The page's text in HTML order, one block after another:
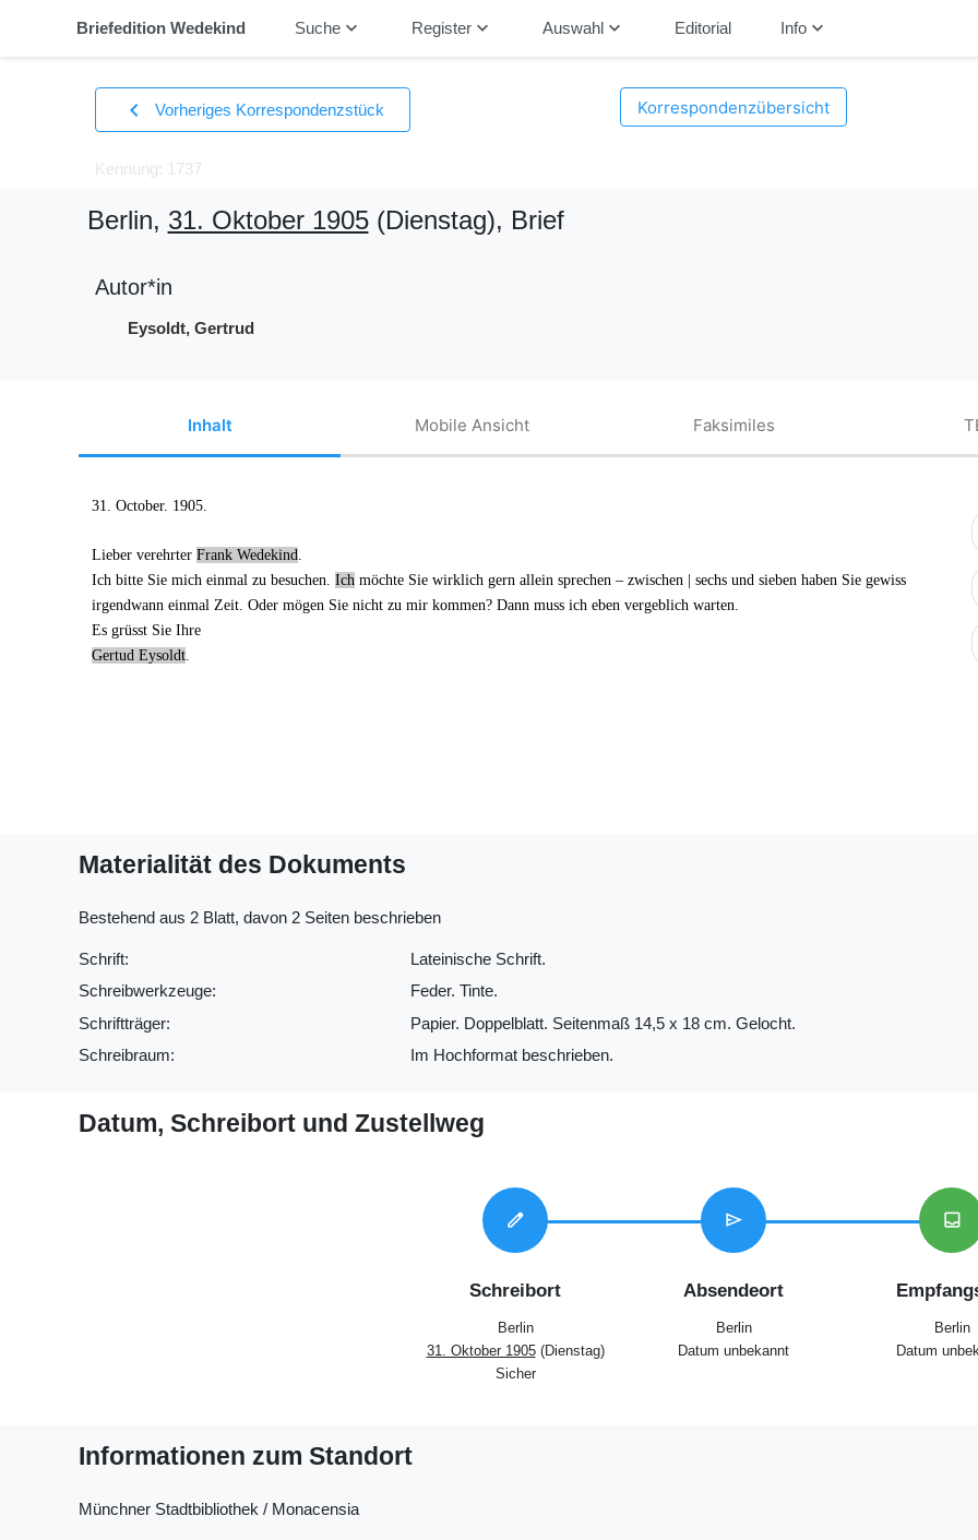
Briefedition Wedekind Suchekeyboard_arrow_down Registerkeyboard_arrow_down Auswahlkeyboard_arrow_down Editorial Infokeyboard_arrow_down
chevron_left Vorheriges Korrespondenzstück Korrespondenzübersicht
Kennung: 1737
Berlin, 31. Oktober 1905(Dienstag), Brief
Autor*in
Eysoldt, Gertrud
Inhalt Mobile Ansicht Faksimiles
31. October. 1905.
Lieber verehrter Frank Wedekind
Ich bitte Sie mich einmal zu besuchen Ich möchte Sie wirklich gern allein sprechen – zwischen | sechs und sieben haben Sie gewiss
irgendwann einmal Zeit. Oder mögen Sie nicht zu mirkommen? Dann muss ich eben vergeblich warten.
Es grüsst Sie Ihre
Gertud Eysoldt.
Materialität des Dokuments
Bestehend aus 2 Blatt, davon 2 Seiten beschrieben
Schrift:
Lateinische Schrift.
Schreibwerkzeuge:
Feder. Tinte.
Schriftträger:
Papier. Doppelblatt. Seitenmaß 14,5 x 18 cm. Gelocht.
Schreibraum:
Im Hochformat beschrieben.
Datum, Schreibort und Zustellweg
edit
Schreibort
Berlin
31. Oktober 1905(Dienstag)
Sicher
send
Absendeort
Berlin
Datum unbekannt
inbox
Berlin
Datum
Informationen zum Standort
Münchner Stadtbibliothek / Monacensia